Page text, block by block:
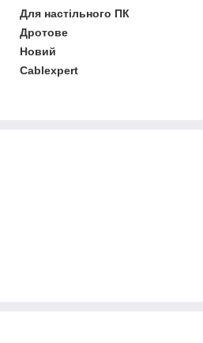
Для настільного ПК
Дротове
Новий
Cablexpert